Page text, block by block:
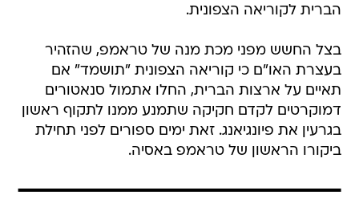
הברית לקוריאה הצפונית.
בצל החשש מפני מכת מנה של טראמפ, שהזהיר
בעצרת האו"ם כי קוריאה הצפונית "תושמד" אם
תאיים על ארצות הברית, החלו אתמול סנאטורים
דמוקרטים לקדם חקיקה שתמנע ממנו לתקוף ראשון
בגרעין את פיונגיאנג. זאת ימים ספורים לפני תחילת
ביקורו הראשון של טראמפ באסיה.